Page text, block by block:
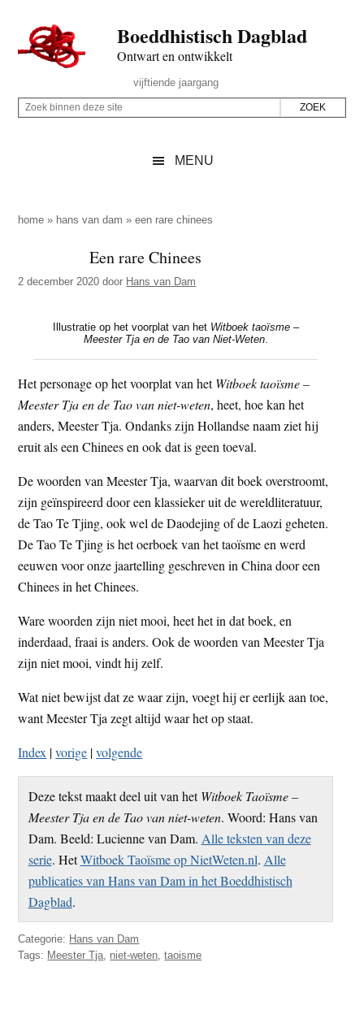
naar
de
inhoud
secondary
naar
de
sidebar
naar
de
Boeddhistisch Dagblad
Ontwart en ontwikkelt
Rechts
vijftiende jaargang
Z
p
z
t
e
Z
i
e
e
s
i
t
MENU
home » hans van dam »een rare chinees
Een rare Chinees
2 december 2020 door Hans van Dam
Illustratie op het voorplat van het Witboek taoïsme –
Meester Tja en de Tao van Niet-Weten.
Het personage op het voorplat van hetWitboek taoïsme –
Meester Tja en de Tao van niet-weten, heet, hoe kan het
anders, Meester Tja. Ondanks zijn Hollandse naam ziet hij
eruit als een Chinees en ook dat is geen toeval.
De woorden van Meester Tja, waarvan dit boek overstroomt,
zijn geïnspireerd door een klassieker uit de wereldliteratuur,
de Tao Te Tjing, ook wel de Daodejing of de Laozi geheten.
De Tao Te Tjing is het oerboek van het taoïsme en werd
eeuwen voor onze jaartelling geschreven in China door een
Chinees in het Chinees.
Ware woorden zijn niet mooi, heet het in dat boek, en
inderdaad, fraai is anders. Ook de woorden van Meester Tja
zijn niet mooi, vindt hij zelf.
Wat niet bewijst dat ze waar zijn, voegt hij er eerlijk aan toe,
want Meester Tja zegt altijd waar het op staat.
Index |vorige |volgende
Deze tekst maakt deel uit van hetWitboek Taoïsme –
Meester Tja en de Tao van niet-weten. Woord: Hans van
Dam. Beeld: Lucienne van Dam. Alle teksten van deze
serie. HetWitboek Taoïsme op NietWeten.nl. Alle
publicaties van Hans van Dam in het Boeddhistisch
Dagblad.
Categorie: Hans van Dam
Tags: Meester Tja, niet-weten,taoisme